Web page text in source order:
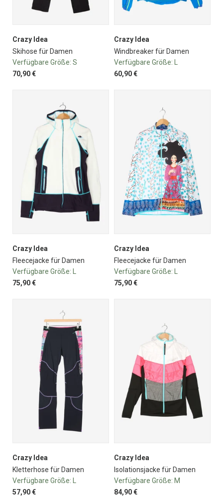
Crazy Idea
Skihose für Damen
Verfügbare Größe: S
70,90 €
Crazy Idea
Windbreaker für Damen
Verfügbare Größe:
60,90 €
Crazy Idea
Fleecejacke für Damen
Verfügbare Größe:
75,90 €
Crazy Idea
Fleecejacke für Damen
Verfügbare Größe:
75,90 €
Crazy Idea
Kletterhose für Damen
Verfügbare Größe:
57,90 €
Crazy Idea
Isolationsjacke für Damen
Verfügbare Größe: M
84,90 €